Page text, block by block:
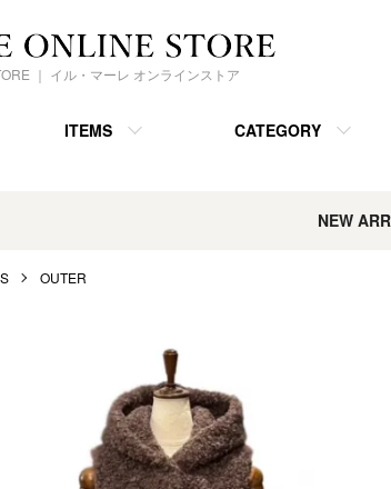
｜ イル・マーレ オンラインストア
ITEMS CATEGORY
NEW
OUTER